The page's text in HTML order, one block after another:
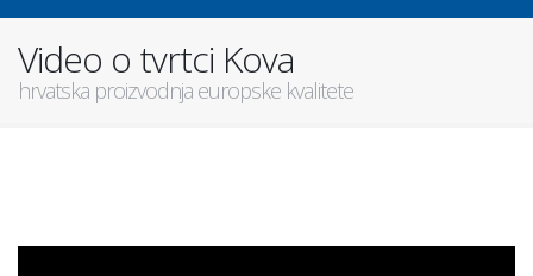
Video o tvrtci Kova
hrvatska proizvodnja europske kvalitete